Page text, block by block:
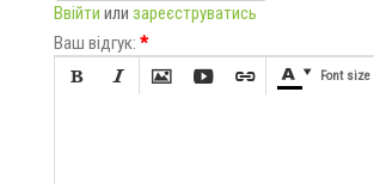
Ввійти или зареєструватись
Ваш відгук: *

      Font size